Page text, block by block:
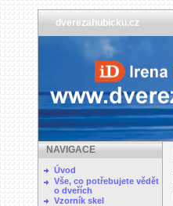
dverezahubicku.cz
NAVIGACE
Úvod
Vše, co potřebujete vědět
o dveřích
Vzorník skel